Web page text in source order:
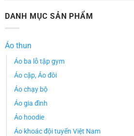
DANH MỤC SẢN PHẨM
Áo thun
Áo ba lỗ tập gym
Áo cặp, Áo đôi
Áo chạy bộ
Áo gia đình
Áo hoodie
Áo khoác đội tuyển Việt Nam